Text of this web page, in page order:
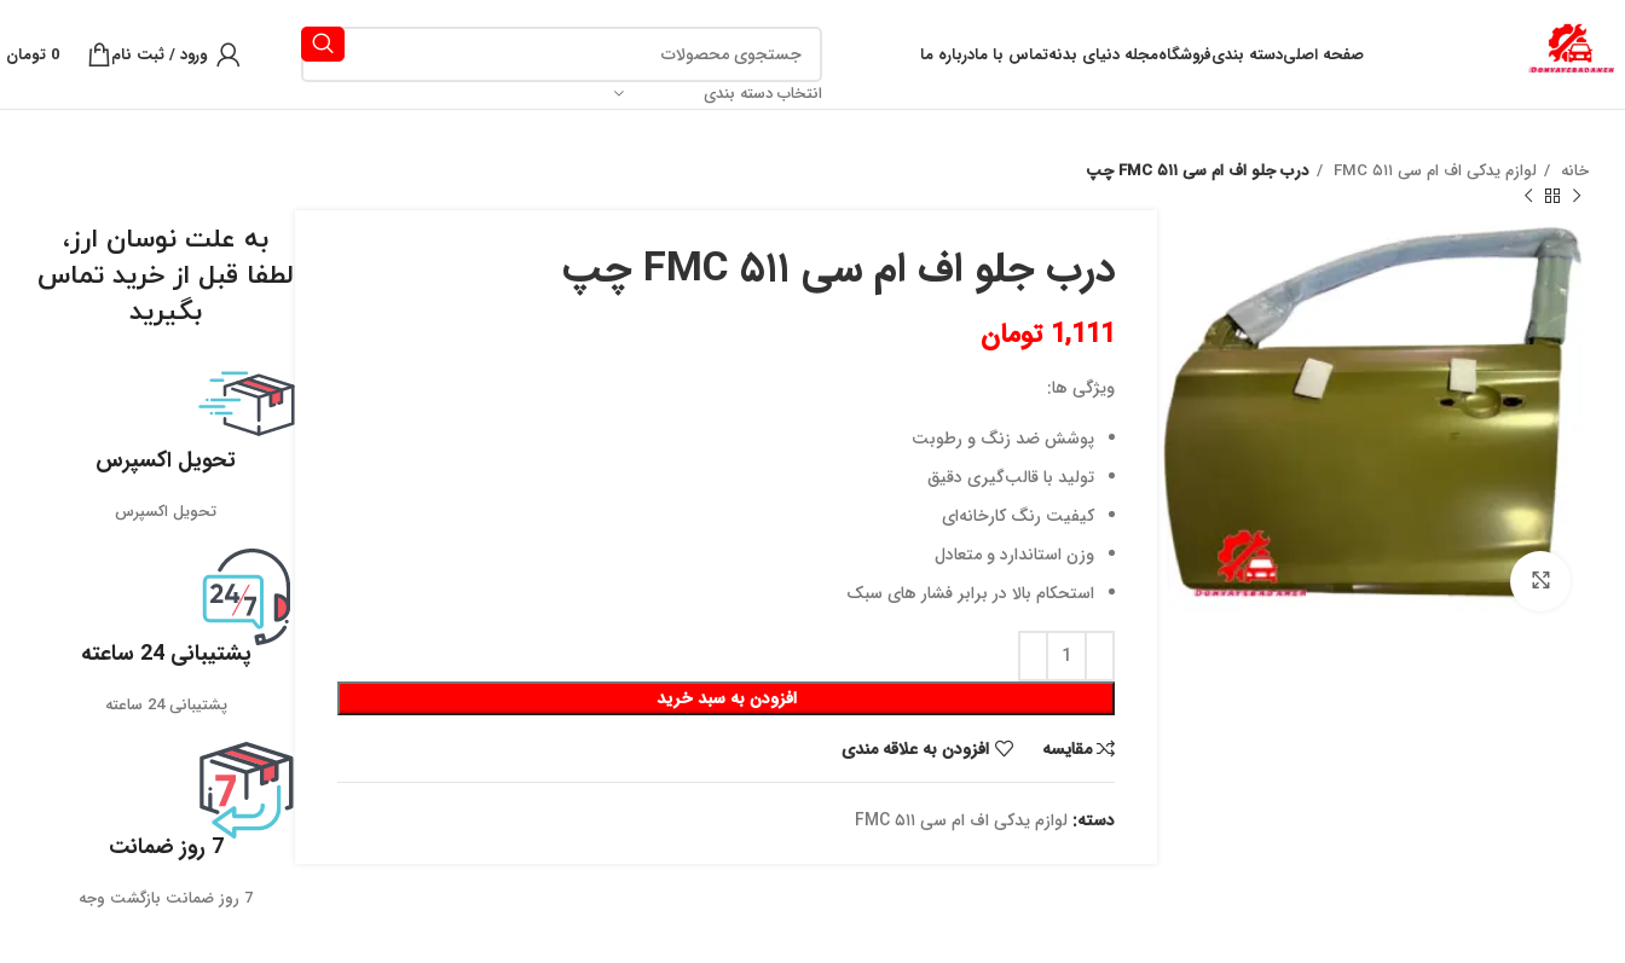
صفحه اصلیدسته بندیفروشگاهمجله دنیای بدنهتماس با مادرباره ما
انتخاب دسته بندی
ورود / ثبت نام 0 تومان
خانه لوازم یدکی اف ام سی ۵۱۱ FMC درب جلو اف ام سی ۵۱۱ FMC چپ
برای بزرگنمایی کلیک کنید
درب جلو اف ام سی ۵۱۱ FMC چپ
1,111 تومان
ویژگی ها:
پوشش ضد زنگ و رطوبت
تولید با قالب‌گیری دقیق
کیفیت رنگ کارخانه‌ای
وزن استاندارد و متعادل
استحکام بالا در برابر فشار های سبک
افزودن به سبد خرید
مقايسه
افزودن به علاقه مندی
دسته: لوازم یدکی اف ام سی ۵۱۱ FMC
به علت نوسان ارز،
لطفا قبل از خرید تماس
بگیرید
تحویل اکسپرس
تحویل اکسپرس
پشتیبانی 24 ساعته
پشتیبانی 24 ساعته
7 روز ضمانت
7 روز ضمانت بازگشت وجه
به علت نوسان ارز ، لطفا قبل از خرید تماس بگیرید.